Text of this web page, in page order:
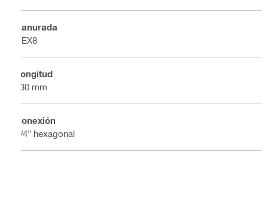
Ranurada
HEX8
Longitud
530 mm
Conexión
1/4" hexagonal